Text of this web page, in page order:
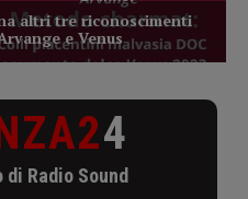
4
Radio Sound